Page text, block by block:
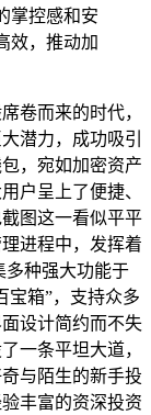
掌控感和安
效，推动加
卷而来的时代，
潜力，成功吸引
，宛如加密资产
户呈上了便捷、
图这一看似平平
进程中，发挥着
多种强大功能于
宝箱”，支持众多
设计简约而不失
一条平坦大道，
与陌生的新手投
丰富的资深投资